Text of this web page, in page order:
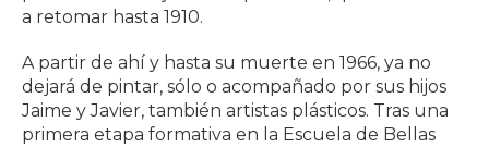
a retomar hasta 1910.
A partir de ahí y hasta su muerte en 1966, ya no
dejará de pintar, sólo o acompañado por sus hijos
Jaime y Javier, también artistas plásticos. Tras una
primera etapa formativa en la Escuela de Bellas